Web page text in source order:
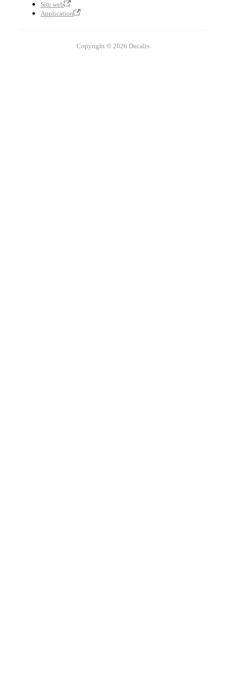
Site web
Application
Copyright © 2026 Ducalis.